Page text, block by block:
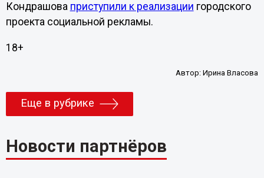
Кондрашова приступили к реализации городского
проекта социальной рекламы.
18+
Автор:Ирина Власова
Еще в рубрике
Новости партнёров